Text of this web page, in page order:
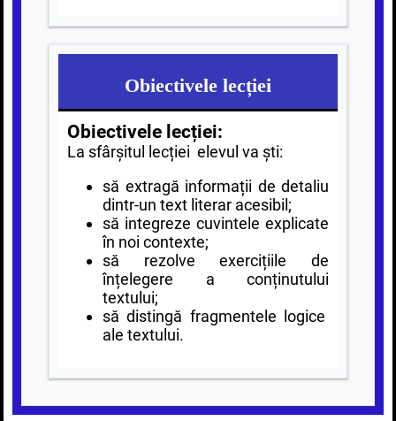
Obiectivele lecției
Obiectivele lecției:
La sfârșitul lecției elevul va ști:
să extragă informații de detaliu
dintr-un text literar acesibil;
să integreze cuvintele explicate
în noi contexte;
să rezolve exercițiile de
înțelegere a conținutului
textului;
să distingă fragmentele logice
ale textului.